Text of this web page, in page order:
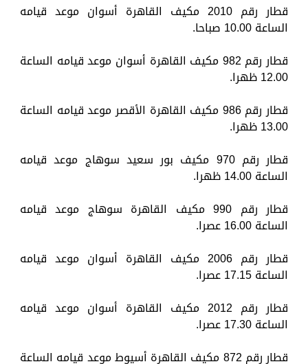
قطار رقم 2010 مكيف القاهرة أسوان موعد قيامه
الساعة 10.00 صباحا.
قطار رقم 982 مكيف القاهرة أسوان موعد قيامه الساعة
12.00 ظهرا.
قطار رقم 986 مكيف القاهرة الأقصر موعد قيامه الساعة
13.00 ظهرا.
قطار رقم 970 مكيف بور سعيد سوهاج موعد قيامه
الساعة 14.00 ظهرا.
قطار رقم 990 مكيف القاهرة سوهاج موعد قيامه
الساعة 16.00 عصرا.
قطار رقم 2006 مكيف القاهرة أسوان موعد قيامه
الساعة 17.15 عصرا.
قطار رقم 2012 مكيف القاهرة أسوان موعد قيامه
الساعة 17.30 عصرا.
قطار رقم 872 مكيف القاهرة أسيوط موعد قيامه الساعة